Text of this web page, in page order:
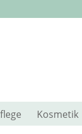
Kosmetik